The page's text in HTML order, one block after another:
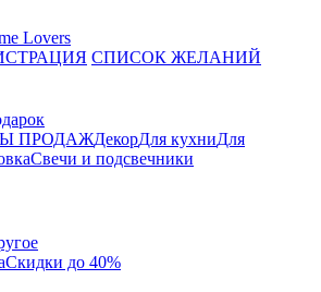
СПИСОК ЖЕЛАНИЙ
ПРОДАЖДекорДля кухниДля
Свечи и подсвечники
Скидки до 40%